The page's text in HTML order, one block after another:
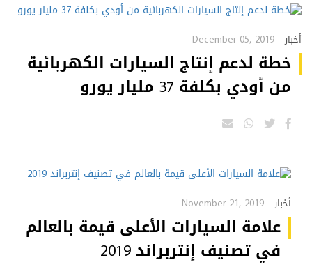
أخبار December 05, 2019
خطة لدعم إنتاج السيارات الكهربائية
من أودي بكلفة 37 مليار يورو
أخبار November 21, 2019
علامة السيارات الأعلى قيمة بالعالم
في تصنيف إنتربراند 2019